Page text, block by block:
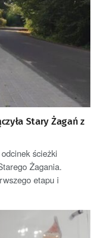
Stary Żagań z
ścieżki
Żagania.
etapu i